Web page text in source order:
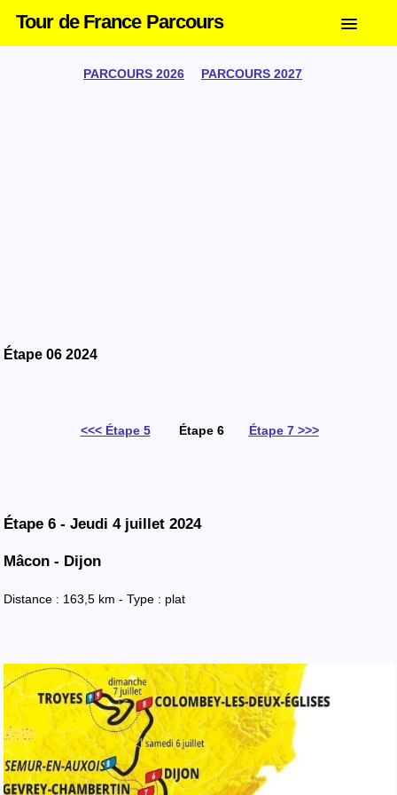
Tour de France Parcours
PARCOURS 2026 PARCOURS 2027
Étape 06 2024
<<< Étape 5Étape 6 Étape 7 >>>
Étape 6 - Jeudi 4 juillet 2024
Mâcon - Dijon
Distance : 163,5 km - Type : plat